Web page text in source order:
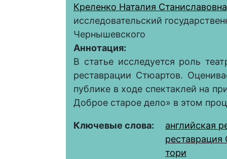
Креленко Наталия Станиславовна
исследовательский
Чернышевского
Аннотация:
В статье исследуется роль
реставрации Стюартов.
публике в ходе спектаклей на
Доброе старое дело» в этом
Ключевые слова:
английская
тори